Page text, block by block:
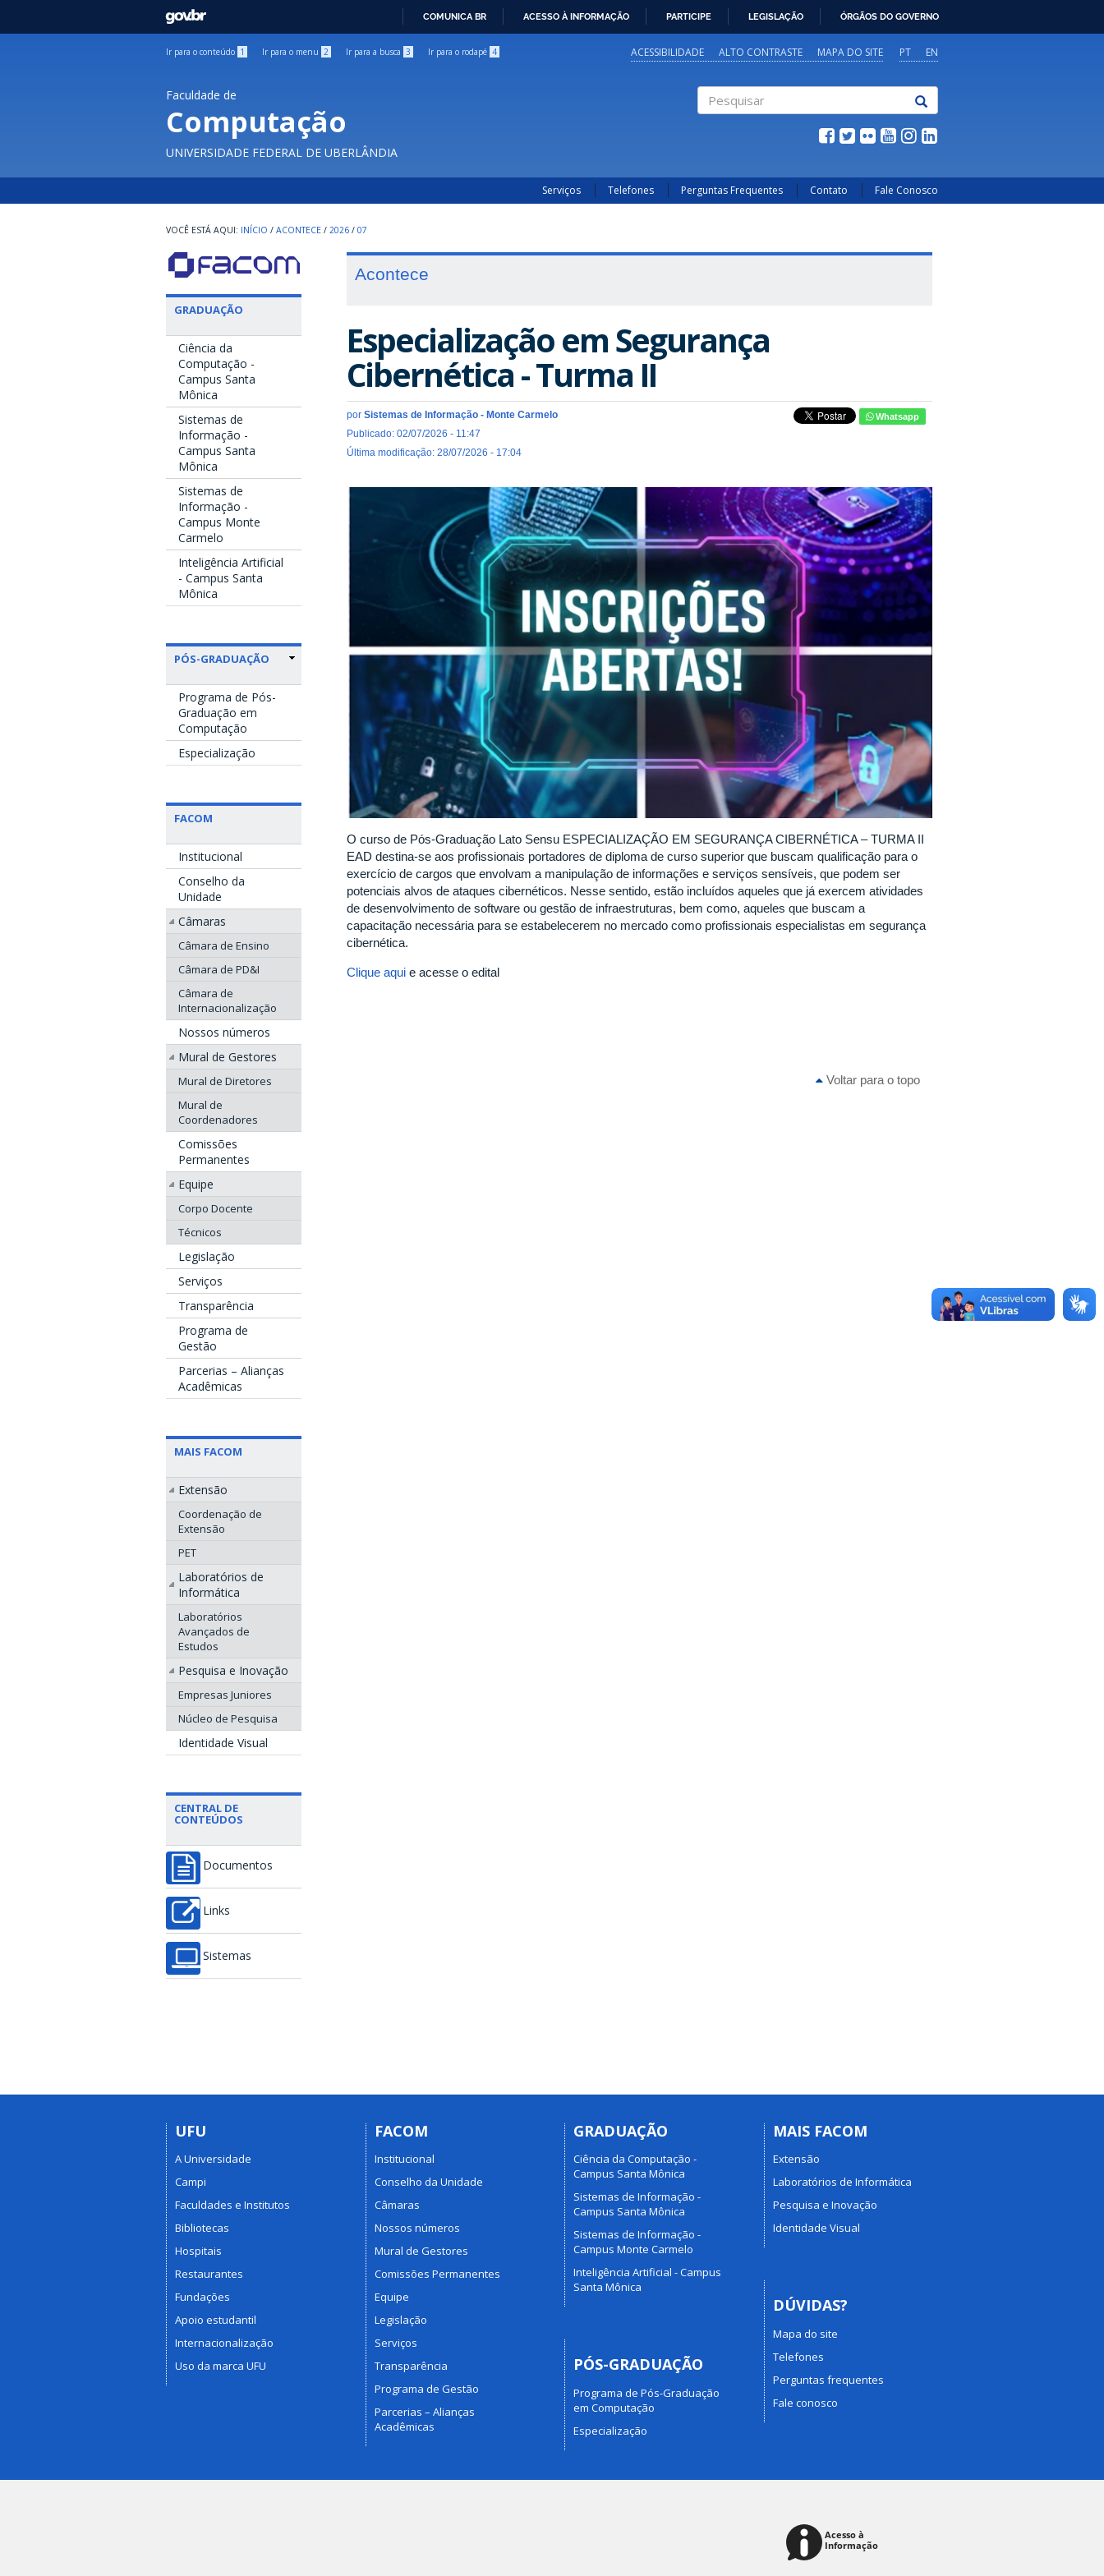
GOVBR
COMUNICA BR ACESSO À INFORMAÇÃO PARTICIPE LEGISLAÇÃO ÓRGÃOS DO GOVERNO
Ir para o conteúdo 1 Ir para o menu 2 Ir para a busca 3 Ir para o rodapé 4 PT EN
ACESSIBILIDADE ALTO CONTRASTE MAPA DO SITE
Faculdade de
Computação
UNIVERSIDADE FEDERAL DE UBERLÂNDIA
Serviços Telefones Perguntas Frequentes Contato Fale Conosco
INÍCIO / ACONTECE / 2026 / 07
GRADUAÇÃO
Ciência da
Computação -
Campus Santa
Mônica
Sistemas de
Informação -
Campus Santa
Mônica
Sistemas de
Informação -
Campus Monte
Carmelo
Inteligência Artificial
- Campus Santa
Mônica
PÓS-GRADUAÇÃO
Programa de Pós-
Graduação em
Computação
Especialização
FACOM
Institucional
Conselho da
Unidade
Câmaras
Câmara de Ensino
Câmara de PD&I
Câmara de
Internacionalização
Nossos números
Mural de Gestores
Mural de Diretores
Mural de
Coordenadores
Comissões
Permanentes
Equipe
Corpo Docente
Técnicos
Legislação
Serviços
Transparência
Programa de
Gestão
Parcerias – Alianças
Acadêmicas
MAIS FACOM
Extensão
Coordenação de
Extensão
PET
Laboratórios de
Informática
Laboratórios
Avançados de
Estudos
Pesquisa e Inovação
Empresas Juniores
Núcleo de Pesquisa
Identidade Visual
CENTRAL DE
CONTEÚDOS
Documentos
Links
Sistemas
Acontece
Especialização em Segurança
Cibernética - Turma II
por Sistemas de Informação - Monte Carmelo
Publicado: 02/07/2026 - 11:47
Última modificação: 28/07/2026 - 17:04
Whatsapp
O curso de Pós-Graduação Lato Sensu ESPECIALIZAÇÃO EM SEGURANÇA CIBERNÉTICA – TURMA II
EAD destina-se aos profissionais portadores de diploma de curso superior que buscam qualificação para o
exercício de cargos que envolvam a manipulação de informações e serviços sensíveis, que podem ser
potenciais alvos de ataques cibernéticos. Nesse sentido, estão incluídos aqueles que já exercem atividades
de desenvolvimento de software ou gestão de infraestruturas, bem como, aqueles que buscam a
capacitação necessária para se estabelecerem no mercado como profissionais especialistas em segurança
cibernética.
Clique aqui e acesse o edital
Voltar para o topo
UFU
A Universidade
Campi
Faculdades e Institutos
Bibliotecas
Hospitais
Restaurantes
Fundações
Apoio estudantil
Internacionalização
Uso da marca UFU
FACOM
Institucional
Conselho da Unidade
Câmaras
Nossos números
Mural de Gestores
Comissões Permanentes
Equipe
Legislação
Serviços
Transparência
Programa de Gestão
Parcerias – Alianças
Acadêmicas
GRADUAÇÃO
Ciência da Computação -
Campus Santa Mônica
Sistemas de Informação -
Campus Santa Mônica
Sistemas de Informação -
Campus Monte Carmelo
Inteligência Artificial - Campus
Santa Mônica
PÓS-GRADUAÇÃO
Programa de Pós-Graduação
em Computação
Especialização
MAIS FACOM
Extensão
Laboratórios de Informática
Pesquisa e Inovação
Identidade Visual
DÚVIDAS?
Mapa do site
Telefones
Perguntas frequentes
Fale conosco